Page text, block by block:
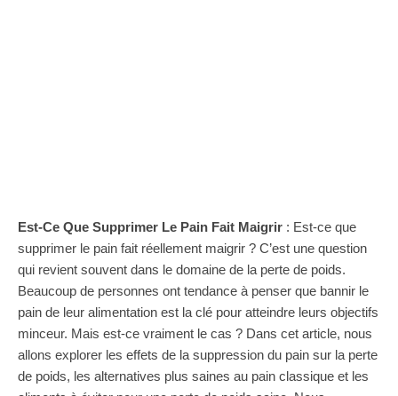
Est-Ce Que Supprimer Le Pain Fait Maigrir : Est-ce que
supprimer le pain fait réellement maigrir ? C’est une question
qui revient souvent dans le domaine de la perte de poids.
Beaucoup de personnes ont tendance à penser que bannir le
pain de leur alimentation est la clé pour atteindre leurs objectifs
minceur. Mais est-ce vraiment le cas ? Dans cet article, nous
allons explorer les effets de la suppression du pain sur la perte
de poids, les alternatives plus saines au pain classique et les